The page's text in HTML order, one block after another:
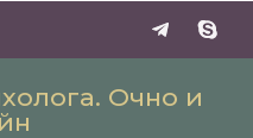
Очно и